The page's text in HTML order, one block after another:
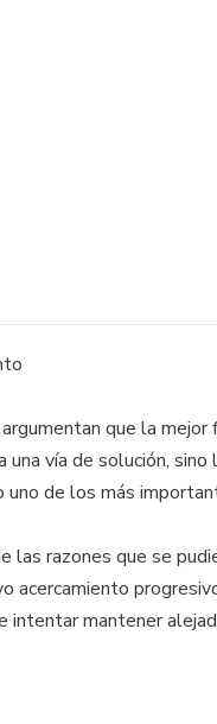
que la
vía de solución,
de los más
las razones que se
intentar mantener